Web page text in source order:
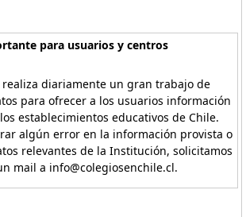
para usuarios y centros
realiza diariamente un gran trabajo de
para ofrecer a los usuarios información
establecimientos educativos de Chile.
algún error en la información provista o
relevantes de la Institución, solicitamos
mail a info@colegiosenchile.cl.